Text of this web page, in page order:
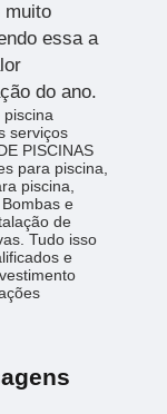
muito
essa a
do ano.
serviços
PISCINAS
para piscina,
piscina,
e
de
Tudo isso
e